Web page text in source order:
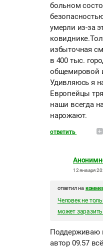
больном
умерли из-за
избыточная
в 400 тыс.
общемировой
Удивляюсь я
Европейцы
наши всегда
нарожают.
ответить
12 января
ответил на
Человек не
может заразить
Поддерживаю
автор 09.57